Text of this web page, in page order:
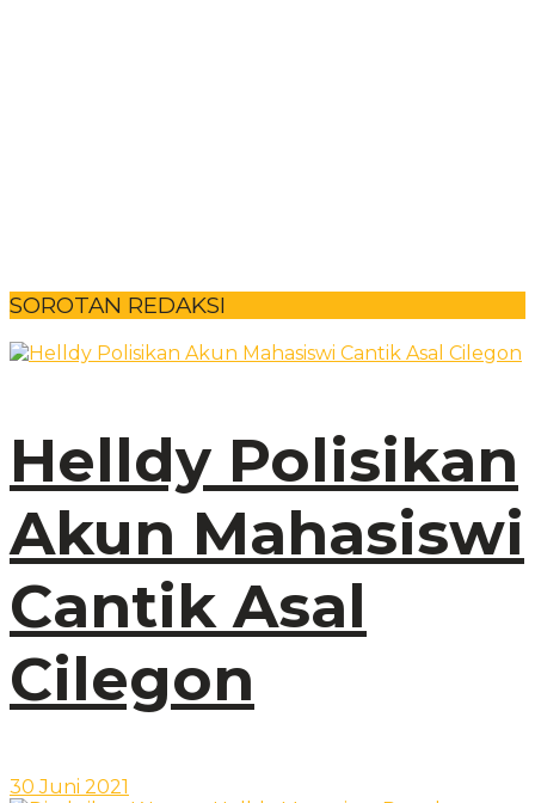
SOROTAN REDAKSI
Helldy Polisikan
Akun Mahasiswi
Cantik Asal
Cilegon
30 Juni 2021